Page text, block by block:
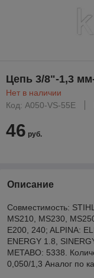
Цепь 3/8"-1,3
Нет в наличии
Код: A050-VS-55E
46 руб.
Описание
Совместимость:
MS210, MS230,
E200, 240; ALPINA:
ENERGY 1.8,
METABO: 5338.
0,050/1,3 Аналог по